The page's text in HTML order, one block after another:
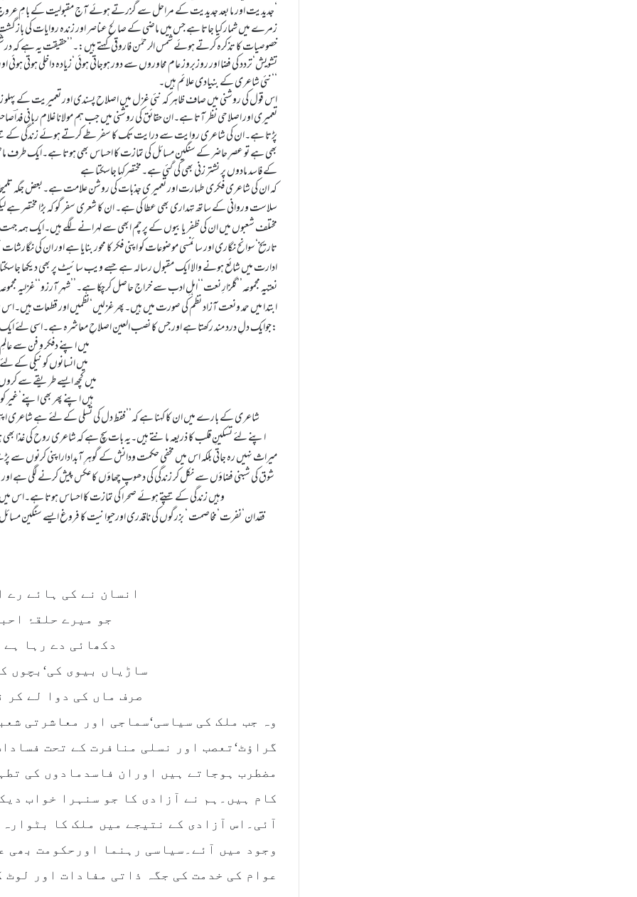
‘جدیدیت اور ما بعد جدیدیت کے مراحل سے گزرتے ہوئے آج مقبولیت کے بامِ
زمرے میں شمار کیا جاتا ہے جس میں ماضی کے صالح عناصر اور زندہ روایات کی
خصوصیات کا تذکرہ کرتے ہوئے شمس الرحمٰن فاروقی کہتے ہیں:۔’’حقیقت یہ ہے کہ
تشویش‘تردد کی فضا اور روزبروز عام محاوروں سے دور ہوجاتی ہوئی‘زیادہ داخلی ہوتی
اس قول کی روشنی میں صاف ظاہر کہ نئی غزل میں اصلاح پسندی اور تعمیریت کے پہلو
تعمیری اور اصلاحی نظر آتا ہے۔ان حقائق کی روشنی میں جب ہم مولانا غلام ربانی
پڑتا ہے۔ان کی شاعری روایت سے درایت تک کا سفر طے کرتے ہوئے زندگی کے
بھی ہے تو عصرِ حاضر کے سنگین مسائل کی تمازت کا احساس بھی ہوتا ہے۔ایک طرف
کے فاسد مادوں پر نشتر زنی بھی کی گئی ہے۔مختصرکہا جاسکتا ہے
سلاست وروانی کے ساتھ تہداری بھی عطا کی ہے۔ان کا شعری سفر گو کہ بڑا مختصر
مختلف شعبوں میں ان کی ظفر یابیوں کے پرچم ابھی سے لہرانے لگے ہیں۔ایک ہمہ
تاریخ‘سوانح نگاری اور سائنسی موضوعات کو اپنی فکر کا محور بنایا ہے اور ان کی
ادارت میں شائع ہونے والا ایک مقبول رسالہ ہے جسے ویب سائیٹ پر بھی دیکھا
ابتدا میں حمد ونعت آزاد نظم کی صورت میں ہیں۔پھر غزلیں‘نظمیں اور قطعات
جوایک دلِ درد مند رکھتا ہے اور جس کا نصب العین اصلاحِ معاشرہ ہے۔اسی لئے ایک وہ کہتے ہیں:
میں اپنے دفکر و فن سے عالمِ
میں انسانوں کو نیکی کے
میں کچھ ایسے طریقے سے
ہیں اپنے پھر بھی اپنے‘غیر کو
شاعری کے بارے میں ان کا کہنا ہے کہ’’فقط دل کی تسلی کے لئے ہے شاعری
اپنے لئے تسکینِ قلب کا ذریعہ مانتے ہیں۔یہ بات سچ ہے کہ شاعری روح کی غذا
میراث نہیں رہ جاتی بلکہ اس میں مخفی حکمت ودانش کے گوہرِ آبداداراپنی کرنوں
شوق کی شبنی فضاؤں سے نکل کر زندگی کی دھوپ چھاؤں کا عکس پیش کرنے لگی ہے اور
وہیں زندگی کے تپتے ہوئے صحرا کی تمازت کا احساس ہوتا ہے۔اس میں
فقدان‘نفرت‘مخاصمت ‘ بزرگوں کی ناقدری اورحیوانیت کا فروغ ایسے سنگین
انسان نے کی ہائے رے
جو میرے حلقۂ
دکھائی دے رہا ہے
ساڑیاں بیوی کی‘بچوں
صرف ماں کی دوا لے کر
وہ جب ملک کی سیاسی‘سماجی اور معاشرتی
گراؤٹ‘تعصب اور نسلی منافرت کے تحت
مضطرب ہوجاتے ہیں اوران فاسدمادوں کی
کام ہیں۔ہم نے آزادی کا جو سنہرا خواب
آئی۔اس آزادی کے نتیجے میں ملک کا
وجود میں آئے۔سیاسی رہنما اورحکومت بھی
عوام کی خدمت کی جگہ ذاتی مفادات اور